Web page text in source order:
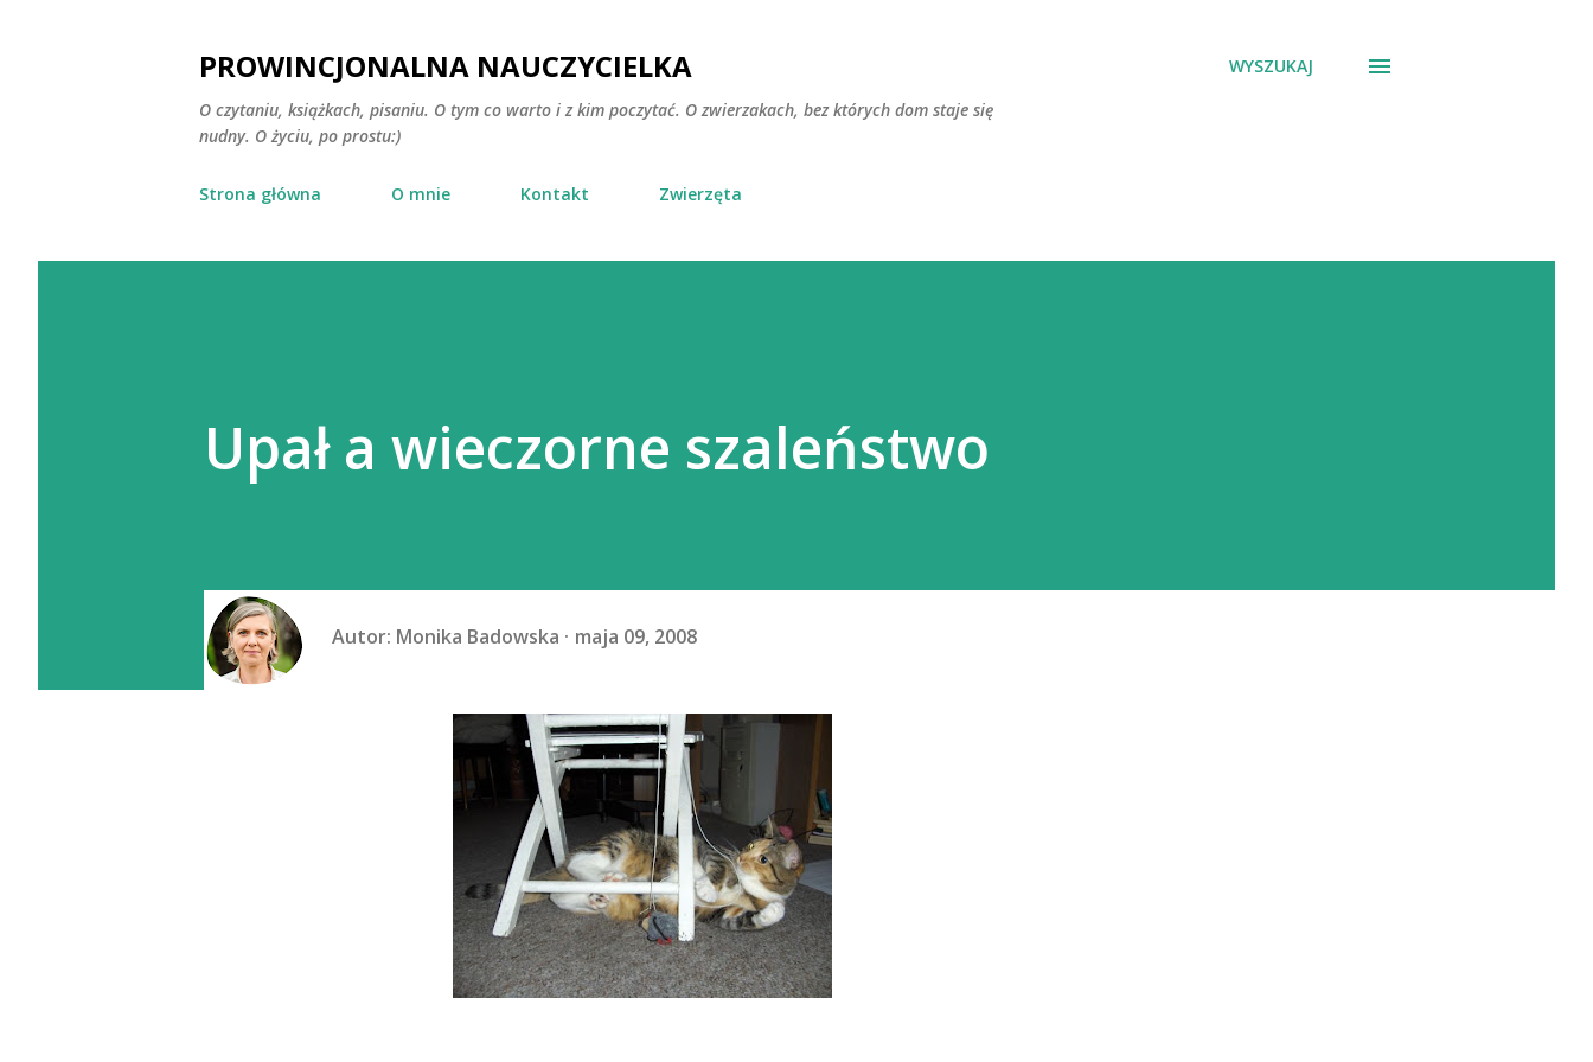
PROWINCJONALNA NAUCZYCIELKA
O czytaniu, książkach, pisaniu. O tym co warto i z kim poczytać. O zwierzakach, bez których dom staje się
nudny. O życiu, po prostu:)
WYSZUKAJ
Strona główna O mnie Kontakt Zwierzęta
Upał a wieczorne szaleństwo
Autor: Monika Badowska maja 09, 2008